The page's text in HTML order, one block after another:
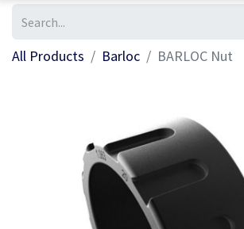
All Products Barloc BARLOC Nut